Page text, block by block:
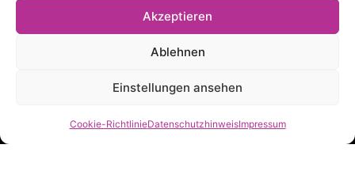
Akzeptieren
Ablehnen
Einstellungen ansehen
Cookie-RichtlinieDatenschutzhinweisImpressum
Datenschutzhinweis